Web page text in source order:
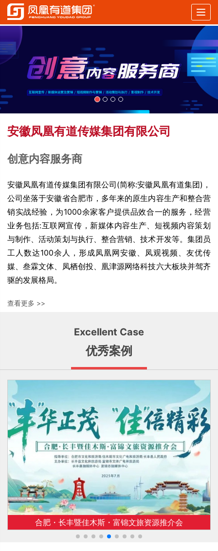
安徽凤凰有道传媒集团有限公司
创意内容服务商
安徽凤凰有道传媒集团有限公司(简称:安徽凤凰有道集团)，
公司坐落于安徽省合肥市，多年来的原生内容生产和整合营
销实战经验，为1000余家客户提供品效合一的服务，经营
业务包括:互联网宣传，新媒体内容生产、短视频内容策划
与制作、活动策划与执行、整合营销、技术开发等。集团员
工人数达100余人，形成凤凰网安徽、凤观视频、友优传
媒、叁霖文体、凤栖创投、凰津源网络科技六大板块并驾齐
驱的发展格局。
查看更多 >>
Excellent Case
优秀案例
合肥・长丰暨佳木斯・富锦文旅资源推介会